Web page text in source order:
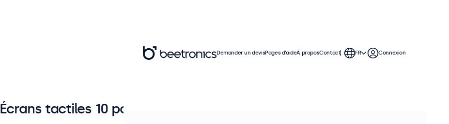
Écrans tactiles 10 pouces
Demander un devisPages d’aideÀ proposContact FR Connexion